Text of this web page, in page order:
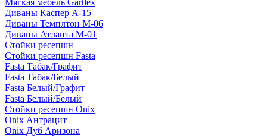
Мягкая мебель Gartlex
Диваны Каспер А-15
Диваны Темплтон М-06
Диваны Атланта М-01
Стойки ресепшн
Стойки ресепшн Fasta
Fasta Табак/Графит
Fasta Табак/Белый
Fasta Белый/Графит
Fasta Белый/Белый
Стойки ресепшн Onix
Onix Антрацит
Onix Дуб Аризона